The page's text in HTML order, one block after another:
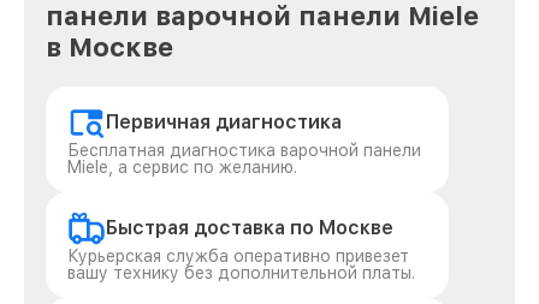
панели варочной панели Miele
в Москве
Первичная диагностика
Бесплатная диагностика варочной панели
Miele, а сервис по желанию.
Быстрая доставка по Москве
Курьерская служба оперативно привезет
вашу технику без дополнительной платы.